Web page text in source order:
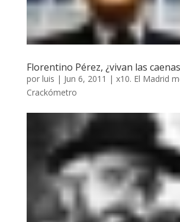
Florentino Pérez, ¿vivan las
por luis | Jun 6, 2011 | x10. El Madrid
Crackómetro